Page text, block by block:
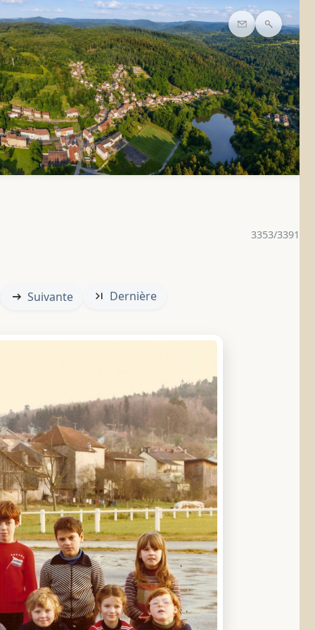
Contact
3353/3391
Suivante Dernière